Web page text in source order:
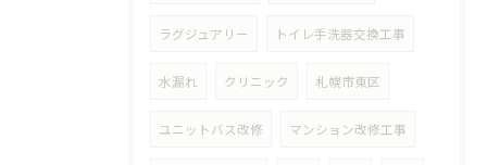
ラグジュアリー トイレ手洗器交換工事
水漏れ クリニック 札幌市東区
ユニットバス改修 マンション改修工事